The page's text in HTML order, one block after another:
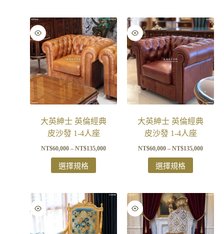
大英紳士 英倫經典
皮沙發 1-4人座
NT$60,000 – NT$135,000
選擇規格
大英紳士 英倫經典
皮沙發 1-4人座
NT$60,000 – NT$135,000
選擇規格